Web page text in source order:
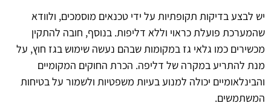
יש לבצע בדיקות תקופתיות על ידי טכנאים מוסמכים, ולוודא
שהמערכת פועלת כראוי וללא דליפות. בנוסף, חובה להתקין
מכשירים כמו גלאי גז במקומות שבהם נעשה שימוש בגז חוץ, על
מנת להתריע במקרה של דליפה. הכרת החוקים המקומיים
והבינלאומיים יכולה למנוע בעיות משפטיות ולשמור על בטיחות
המשתמשים.